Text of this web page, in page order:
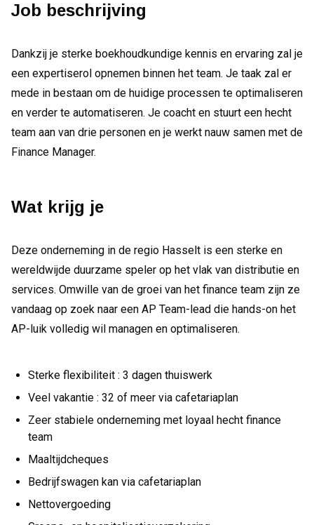
Job beschrijving
Dankzij je sterke boekhoudkundige kennis en ervaring zal je
een expertiserol opnemen binnen het team. Je taak zal er
mede in bestaan om de huidige processen te optimaliseren
en verder te automatiseren. Je coacht en stuurt een hecht
team aan van drie personen en je werkt nauw samen met de
Finance Manager.
Wat krijg je
Deze onderneming in de regio Hasselt is een sterke en
wereldwijde duurzame speler op het vlak van distributie en
services. Omwille van de groei van het finance team zijn ze
vandaag op zoek naar een AP Team-lead die hands-on het
AP-luik volledig wil managen en optimaliseren.
Sterke flexibiliteit : 3 dagen thuiswerk
Veel vakantie : 32 of meer via cafetariaplan
Zeer stabiele onderneming met loyaal hecht finance
team
Maaltijdcheques
Bedrijfswagen kan via cafetariaplan
Nettovergoeding